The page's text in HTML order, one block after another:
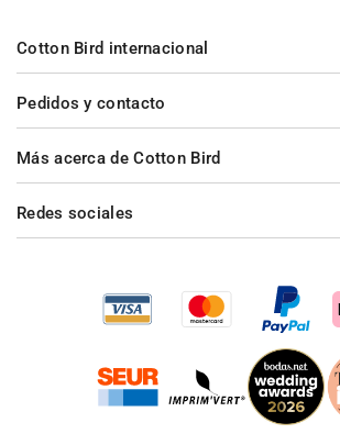
Pedidos y contacto
Más acerca de Cotton Bird
Cotton Bird internacional
Redes sociales